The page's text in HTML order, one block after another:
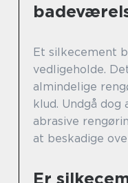
Et silkecement
vedligeholde.
almindelige
klud. Undgå
abrasive
at beskadige
Er